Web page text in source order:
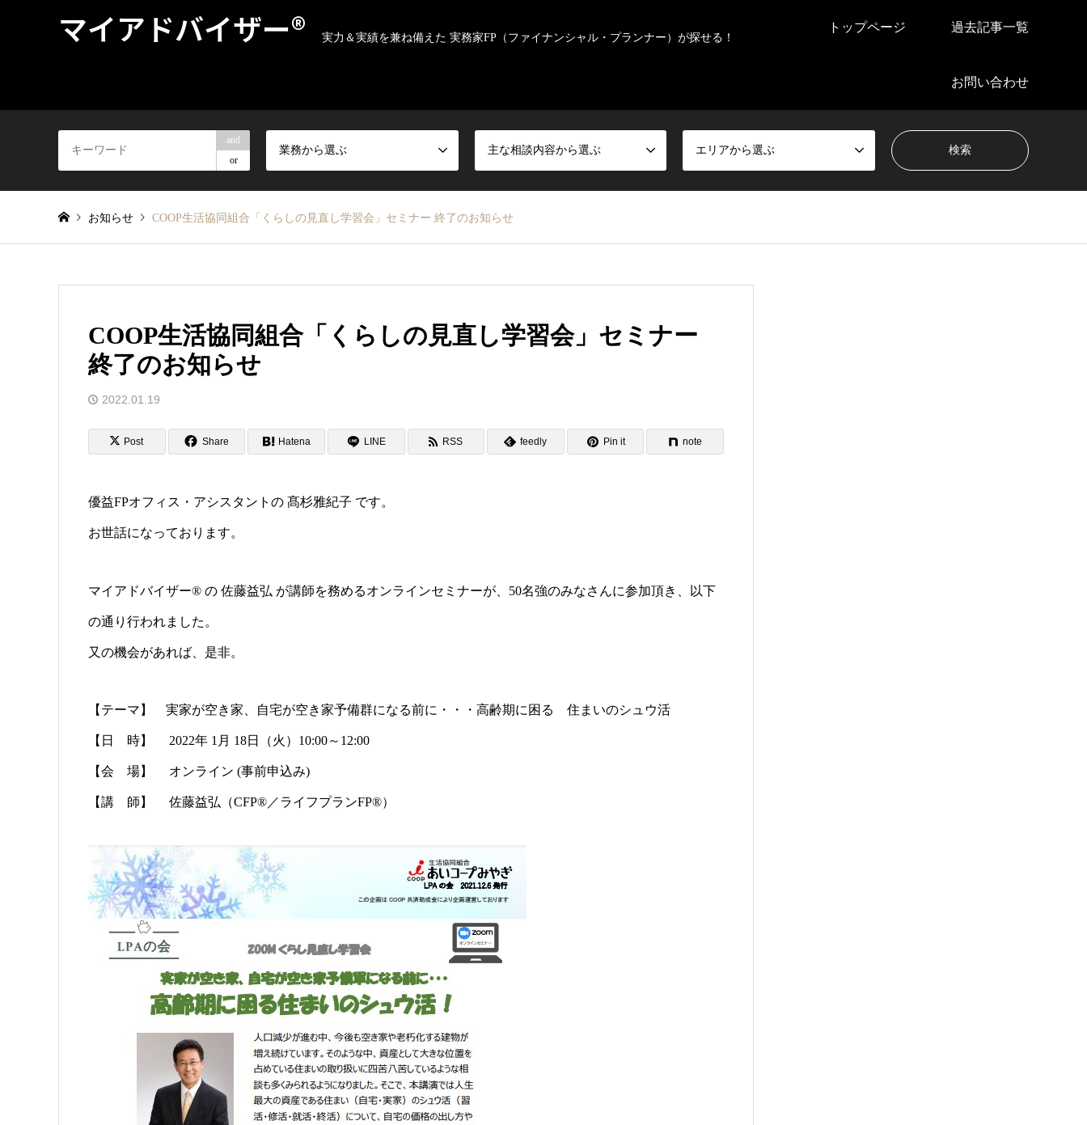
マイアドバイザー® 実力＆実績を兼ね備えた 実務家FP（ファイナンシャル・プランナー）が探せる！
トップページ 過去記事一覧
お問い合わせ
and
or
業務から選ぶ 主な相談内容から選ぶ エリアから選ぶ
お知らせ COOP生活協同組合「くらしの見直し学習会」セミナー 終了のお知らせ
COOP生活協同組合「くらしの見直し学習会」セミナー
終了のお知らせ
2022.01.19
Post Share Hatena LINE RSS feedly Pin it note
優益FPオフィス・アシスタントの 髙杉雅紀子 です。
お世話になっております。
マイアドバイザー® の 佐藤益弘 が講師を務めるオンラインセミナーが、50名強のみなさんに参加頂き、以下
の通り行われました。
又の機会があれば、是非。
【テーマ】 実家が空き家、自宅が空き家予備群になる前に・・・高齢期に困る 住まいのシュウ活
【日 時】 2022年 1月 18日（火）10:00～12:00
【会 場】 オンライン (事前申込み)
【講 師】 佐藤益弘（CFP®／ライフプランFP®）